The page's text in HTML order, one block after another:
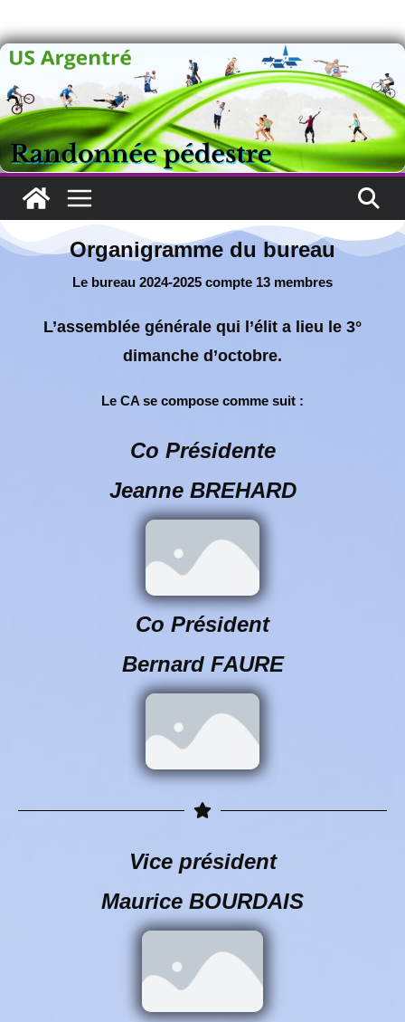
Organigramme du bureau
Organigramme du bureau
Le bureau 2024-2025 compte 13 membres
L’assemblée générale qui l’élit a lieu le 3°
dimanche d’octobre.
Le CA se compose comme suit :
Co Présidente
Jeanne BREHARD
Co Président
Bernard FAURE
Vice président
Maurice BOURDAIS